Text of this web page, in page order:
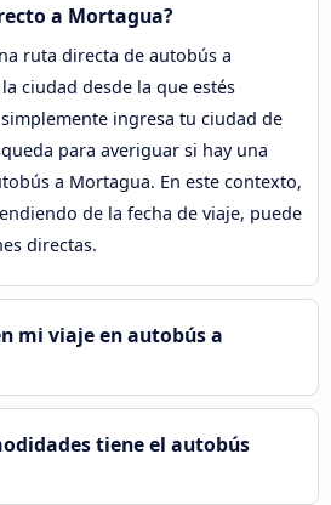
a Mortagua?
ruta directa de autobús a
ciudad desde la que estés
ingresa tu ciudad de
para averiguar si hay una
a Mortagua. En este contexto,
de la fecha de viaje, puede
directas.
mi viaje en autobús a
tiene el autobús